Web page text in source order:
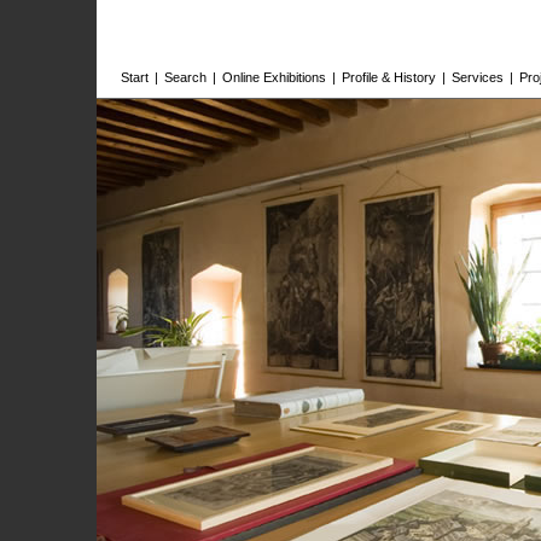
Start | Search | Online Exhibitions | Profile & History | Services |